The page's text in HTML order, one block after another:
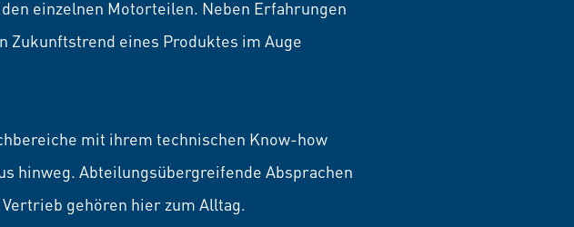
einzelnen Motorteilen. Neben Erfahrungen
Zukunftstrend eines Produktes im Auge
mit ihrem technischen Know-how
hinweg. Abteilungsübergreifende Absprachen
gehören hier zum Alltag.